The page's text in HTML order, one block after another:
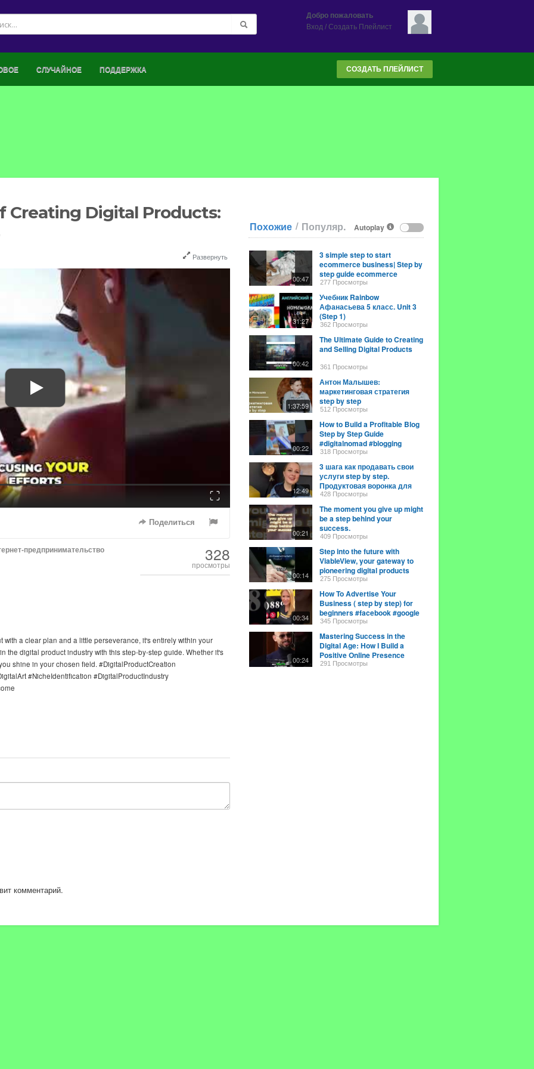
Добро пожаловать
Вход/ Создать Плейлист
СЛУЧАЙНОЕ ПОДДЕРЖКА СОЗДАТЬ ПЛЕЙЛИСТ
Creating Digital Products:
Развернуть
Fullscreen
Поделиться
предпринимательство 328
просмотры
a clear plan and a little perseverance, it's entirely within your
the digital product industry with this step-by-step guide. Whether it's
shine in your chosen field. #DigitalProductCreation
#NicheIdentification #DigitalProductIndustry
комментарий.
Autoplay
Похожие / Популяр.
00:47
3 simple step to start
ecommerce business| Step by
step guide ecommerce
business |
277 Просмотры
31:27
Учебник Rainbow
Афанасьева 5 класс. Unit 3
(Step 1)
362 Просмотры
00:42
The Ultimate Guide to Creating
and Selling Digital Products
361 Просмотры
1:37:59
Антон Малышев:
маркетинговая стратегия
step by step
512 Просмотры
00:22
How to Build a Profitable Blog
Step by Step Guide
#digitalnomad #blogging
318 Просмотры
12:49
3 шага как продавать свои
услуги step by step.
Продуктовая воронка для
бизнеса/эксперта.
428 Просмотры
00:21
The moment you give up might
be a step behind your
success.
409 Просмотры
00:14
Step into the future with
ViableView, your gateway to
pioneering digital products
275 Просмотры
00:34
How To Advertise Your
Business ( step by step) for
beginners #facebook #google
#instagram #shorts
345 Просмотры
00:24
Mastering Success in the
Digital Age: How I Build a
Positive Online Presence
291 Просмотры